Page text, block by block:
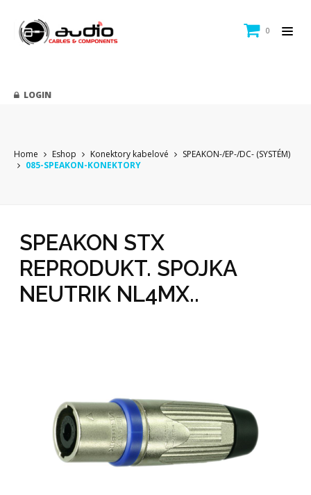
0
LOGIN
Home Eshop Konektory kabelové
SPEAKON-/EP-/DC- (SYSTÉM)
085-SPEAKON-KONEKTORY
SPEAKON STX
REPRODUKT. SPOJKA
NEUTRIK NL4MX..